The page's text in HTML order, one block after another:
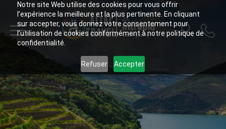
Notre site Web utilise des cookies pour vous offrir
l’expérience la meilleure et la plus pertinente. En cliquant
sur accepter, vous donnez votre consentement pour
l’utilisation de cookies conformément à notre politique de
confidentialité.
Refuser Accepter
ALTAÏ
TRAVEL
An
Intrepid
Company